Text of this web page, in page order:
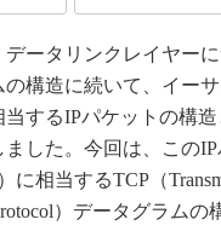
データリンクレイヤー
の構造に続いて、イー
当するIPパケットの構
ました。今回は、この
に相当するTCP（
）データグラム